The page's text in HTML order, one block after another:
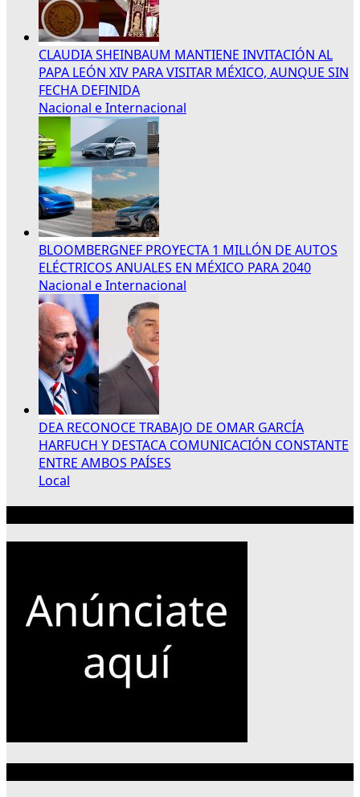
CLAUDIA SHEINBAUM MANTIENE INVITACIÓN AL
PAPA LEÓN XIV PARA VISITAR MÉXICO, AUNQUE SIN
FECHA DEFINIDA
Nacional e Internacional
BLOOMBERGNEF PROYECTA 1 MILLÓN DE AUTOS
ELÉCTRICOS ANUALES EN MÉXICO PARA 2040
Nacional e Internacional
DEA RECONOCE TRABAJO DE OMAR GARCÍA
HARFUCH Y DESTACA COMUNICACIÓN CONSTANTE
ENTRE AMBOS PAÍSES
Local